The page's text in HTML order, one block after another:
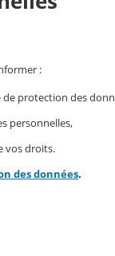
:
protection des
personnelles,
vos droits.
des données.